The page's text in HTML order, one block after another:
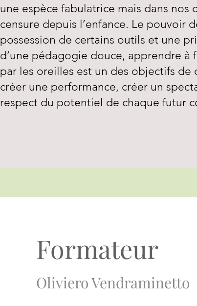
une espèce fabulatrice mais dans
censure depuis l’enfance. Le
possession de certains outils et une
d’une pédagogie douce, apprendre à
par les oreilles est un des objectifs de
créer une performance, créer un
respect du potentiel de chaque futur
Formateur
Oliviero Vendraminetto